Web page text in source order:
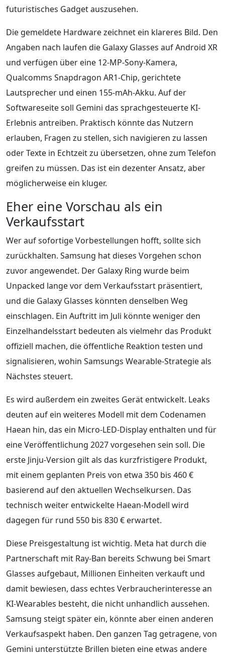
futuristisches Gadget auszusehen.
Die gemeldete Hardware zeichnet ein klareres Bild. Den
Angaben nach laufen die Galaxy Glasses auf Android XR
und verfügen über eine 12-MP-Sony-Kamera,
Qualcomms Snapdragon AR1-Chip, gerichtete
Lautsprecher und einen 155-mAh-Akku. Auf der
Softwareseite soll Gemini das sprachgesteuerte KI-
Erlebnis antreiben. Praktisch könnte das Nutzern
erlauben, Fragen zu stellen, sich navigieren zu lassen
oder Texte in Echtzeit zu übersetzen, ohne zum Telefon
greifen zu müssen. Das ist ein dezenter Ansatz, aber
möglicherweise ein kluger.
Eher eine Vorschau als ein
Verkaufsstart
Wer auf sofortige Vorbestellungen hofft, sollte sich
zurückhalten. Samsung hat dieses Vorgehen schon
zuvor angewendet. Der Galaxy Ring wurde beim
Unpacked lange vor dem Verkaufsstart präsentiert,
und die Galaxy Glasses könnten denselben Weg
einschlagen. Ein Auftritt im Juli könnte weniger den
Einzelhandelsstart bedeuten als vielmehr das Produkt
offiziell machen, die öffentliche Reaktion testen und
signalisieren, wohin Samsungs Wearable-Strategie als
Nächstes steuert.
Es wird außerdem ein zweites Gerät entwickelt. Leaks
deuten auf ein weiteres Modell mit dem Codenamen
Haean hin, das ein Micro-LED-Display enthalten und für
eine Veröffentlichung 2027 vorgesehen sein soll. Die
erste Jinju-Version gilt als das kurzfristigere Produkt,
mit einem geplanten Preis von etwa 350 bis 460 €
basierend auf den aktuellen Wechselkursen. Das
technisch weiter entwickelte Haean-Modell wird
dagegen für rund 550 bis 830 € erwartet.
Diese Preisgestaltung ist wichtig. Meta hat durch die
Partnerschaft mit Ray-Ban bereits Schwung bei Smart
Glasses aufgebaut, Millionen Einheiten verkauft und
damit bewiesen, dass echtes Verbraucherinteresse an
KI-Wearables besteht, die nicht unhandlich aussehen.
Samsung steigt später ein, könnte aber einen anderen
Verkaufsaspekt haben. Den ganzen Tag getragene, von
Gemini unterstützte Brillen bieten eine etwas andere